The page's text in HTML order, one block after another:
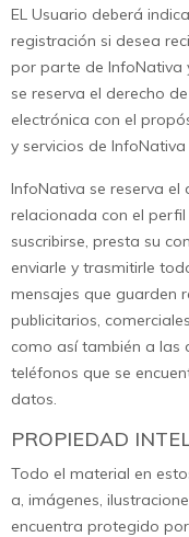
EL Usuario deberá
registración si desea
por parte de InfoNativa
se reserva el derecho
electrónica con el
y servicios de
InfoNativa se reserva
relacionada con el perfil
suscribirse, presta su
enviarle y trasmitirle
mensajes que guarden
publicitarios,
como así también a las
teléfonos que se
datos.
PROPIEDAD
Todo el material en
a, imágenes,
encuentra protegido